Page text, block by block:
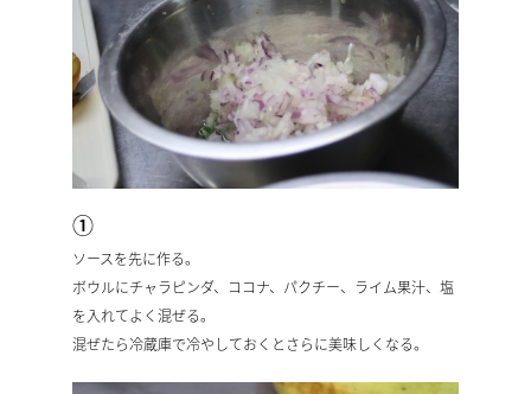
①
ソースを先に作る。
ボウルにチャラピンダ、ココナ、パクチー、ライム果汁、塩
を入れてよく混ぜる。
混ぜたら冷蔵庫で冷やしておくとさらに美味しくなる。